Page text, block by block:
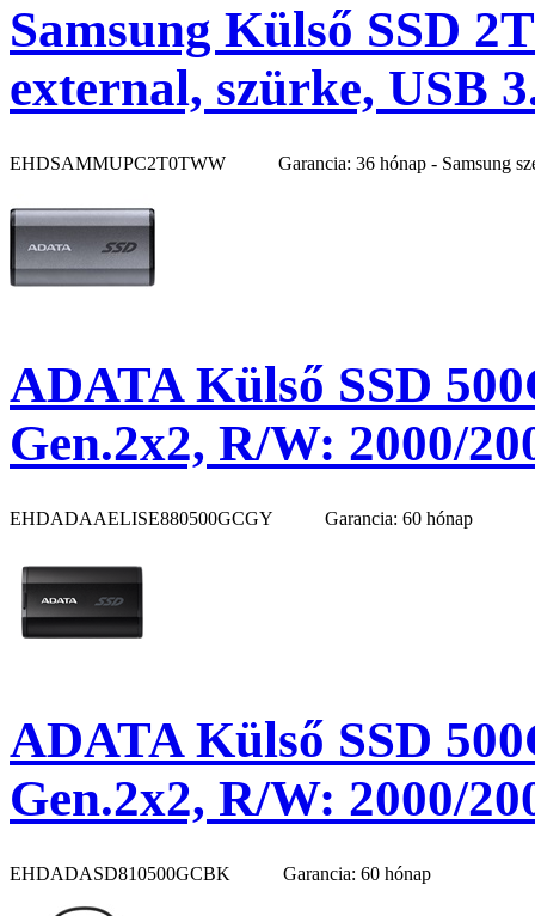
Samsung Külső SSD
external, szürke, USB
EHDSAMMUPC2T0TWW Garancia: 36 hónap - Samsung
ADATA Külső SSD
Gen.2x2, R/W: 2000/
EHDADAAELISE880500GCGY Garancia: 60 hónap
ADATA Külső SSD
Gen.2x2, R/W: 2000/
EHDADASD810500GCBK Garancia: 60 hónap